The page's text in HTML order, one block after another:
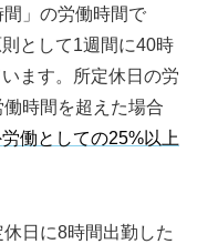
」の労働時間で
として1週間に40時
ます。所定休日の労
時間を超えた場合
働としての25%以上
日に8時間出勤した